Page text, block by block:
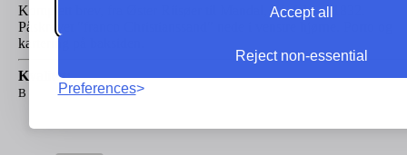
Accept all
Reject non-essential
Preferences
Komplett brev, fra Øster Riisøer til Mandal, 14. febuar 1832.
Påskrevet "franco Christianssand" nede i venstre hjørne. Porto og
kartering på baksiden.
Kvalitet:
B